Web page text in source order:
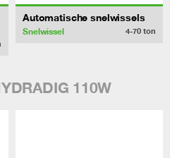
Automatische snelwissels
Snelwissel 4-70 ton
110W